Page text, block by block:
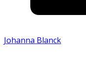
Johanna Blanck